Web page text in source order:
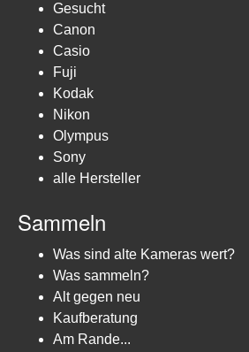
Gesucht
Canon
Casio
Fuji
Kodak
Nikon
Olympus
Sony
alle Hersteller
Sammeln
Was sind alte Kameras wert?
Was sammeln?
Alt gegen neu
Kaufberatung
Am Rande...